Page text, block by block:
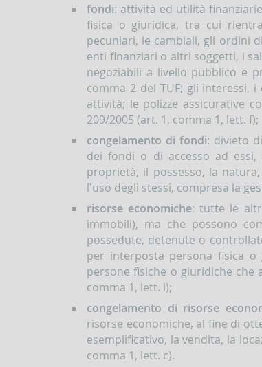
fondi: attività ed utilità
fisica o giuridica, tra cui
pecuniari, le cambiali, gli ordini
enti finanziari o altri soggetti, i
negoziabili a livello pubblico e
comma 2 del TUF; gli interessi,
attività; le polizze assicurative
209/2005 (art. 1, comma 1, lett. f);
congelamento di fondi: divieto
dei fondi o di accesso ad
proprietà, il possesso, la
l'uso degli stessi, compresa la
risorse economiche: tutte le
immobili), ma che possono
possedute, detenute o
per interposta persona fisica
persone fisiche o giuridiche
comma 1, lett. i);
congelamento di risorse
risorse economiche, al fine di
esemplificativo, la vendita, la
comma 1, lett. c).